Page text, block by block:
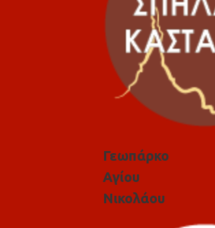
Γεωπάρκο
Αγίου
Νικολάου